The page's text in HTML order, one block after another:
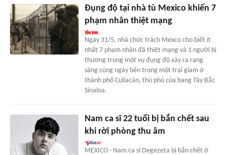
Đụng độ tại nhà tù Mexico khiến 7
phạm nhân thiệt mạng
Ngày 31/5, nhà chức trách Mexco cho biết ít
nhất 7 phạm nhân đã thiệt mạng và 1 người bị
thương trong một vụ đụng độ xảy ra rạng
sáng cùng ngày bên trong một trại giam ở
thành phố Culiacán, thủ phủ của bang Tây Bắc
Sinaloa.
Nam ca sĩ 22 tuổi bị bắn chết sau
khi rời phòng thu âm
MEXICO - Nam ca sĩ Degezeta bị bắn chết ở